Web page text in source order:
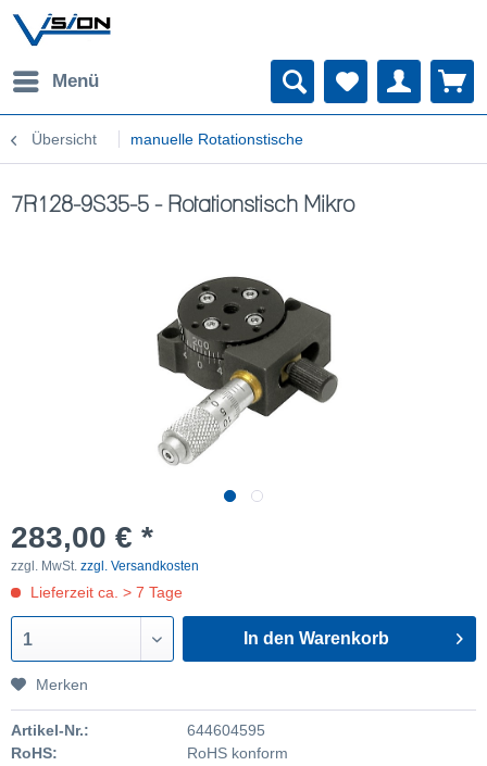
Menü
Übersicht manuelle Rotationstische
7R128-9S35-5 - Rotationstisch Mikro
283,00 € *
zzgl. MwSt. zzgl. Versandkosten
Lieferzeit ca. > 7 Tage
1 In den Warenkorb
Merken
Artikel-Nr.:
644604595
RoHS:
RoHS konform